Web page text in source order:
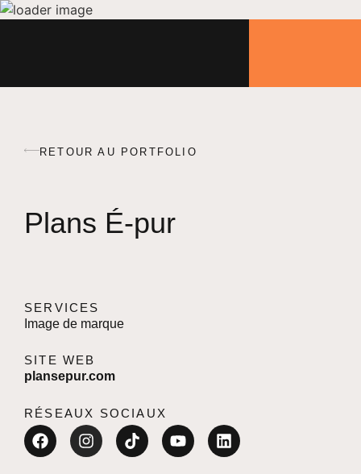
RETOUR AU PORTFOLIO
Plans É-pur
SERVICES
Image de marque
SITE WEB
plansepur.com
RÉSEAUX SOCIAUX